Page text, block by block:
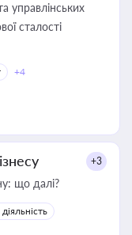
управлінських
сталості
+4
+3
що далі?